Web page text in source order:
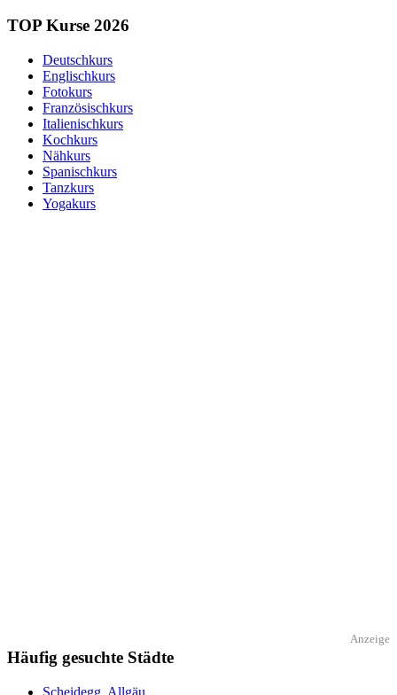
TOP Kurse 2026
Deutschkurs
Englischkurs
Fotokurs
Französischkurs
Italienischkurs
Kochkurs
Nähkurs
Spanischkurs
Tanzkurs
Yogakurs
Anzeige
Häufig gesuchte Städte